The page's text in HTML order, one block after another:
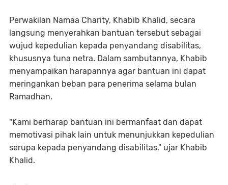
Perwakilan Namaa Charity, Khabib Khalid, secara
langsung menyerahkan bantuan tersebut sebagai
wujud kepedulian kepada penyandang disabilitas,
khususnya tuna netra. Dalam sambutannya, Khabib
menyampaikan harapannya agar bantuan ini dapat
meringankan beban para penerima selama bulan
Ramadhan.
"Kami berharap bantuan ini bermanfaat dan dapat
memotivasi pihak lain untuk menunjukkan kepedulian
serupa kepada penyandang disabilitas," ujar Khabib
Khalid.